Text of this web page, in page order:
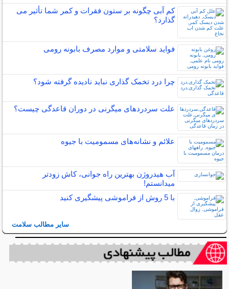
کم آبی چگونه بر ستون فقرات و کمر شما تأثیر می
گذارد؟
فواید سلامتی و موارد مصرف بابونه رومی
چرا درد تخمک گذاری نباید نادیده گرفته شود؟
علت سردردهای میگرنی در دوران قاعدگی چیست؟
علائم و نشانه‌های مسمومیت با جیوه
آب هیدروژن بهترین راه جوانی، کاش زودتر
میدانستم!
با 5 روش از فراموشی پیشگیری کنید
سایر مطالب سلامت